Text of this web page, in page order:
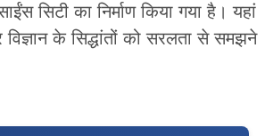
सिटी का निर्माण किया गया है। यहां
के सिद्धांतों को सरलता से समझने